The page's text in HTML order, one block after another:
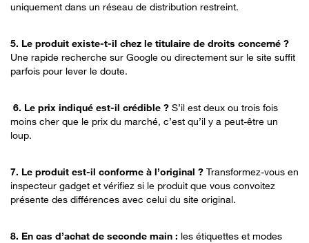
uniquement dans un réseau de distribution restreint.
5. Le produit existe-t-il chez le titulaire de droits concerné ?
Une rapide recherche sur Google ou directement sur le site suffit
parfois pour lever le doute.
6. Le prix indiqué est-il crédible ? S’il est deux ou trois fois
moins cher que le prix du marché, c’est qu’il y a peut-être un
loup.
7. Le produit est-il conforme à l’original ? Transformez-vous en
inspecteur gadget et vérifiez si le produit que vous convoitez
présente des différences avec celui du site original.
8. En cas d’achat de seconde main : les étiquettes et modes